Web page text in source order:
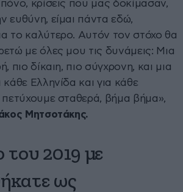
κρίσεις που μας δοκίμασαν,
ευθύνη, είμαι πάντα εδώ,
το καλύτερο. Αυτόν τον στόχο θα
με όλες μου τις δυνάμεις: Μια
πιο δίκαιη, πιο σύγχρονη, και μια
Ελληνίδα και για κάθε
πετύχουμε σταθερά, βήμα βήμα»,
Μητσοτάκης.
του 2019 με
ως